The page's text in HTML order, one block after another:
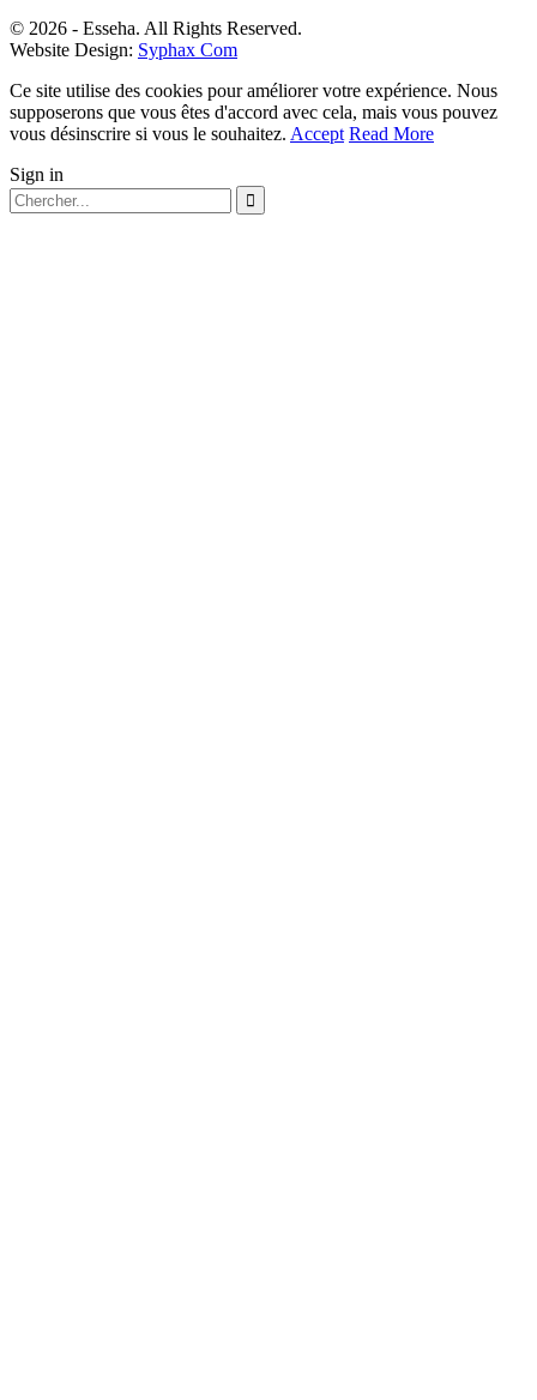
© 2026 - Esseha. All Rights Reserved.
Website Design: Syphax Com
Ce site utilise des cookies pour améliorer votre expérience. Nous
supposerons que vous êtes d'accord avec cela, mais vous pouvez
vous désinscrire si vous le souhaitez. Accept Read More
Sign in